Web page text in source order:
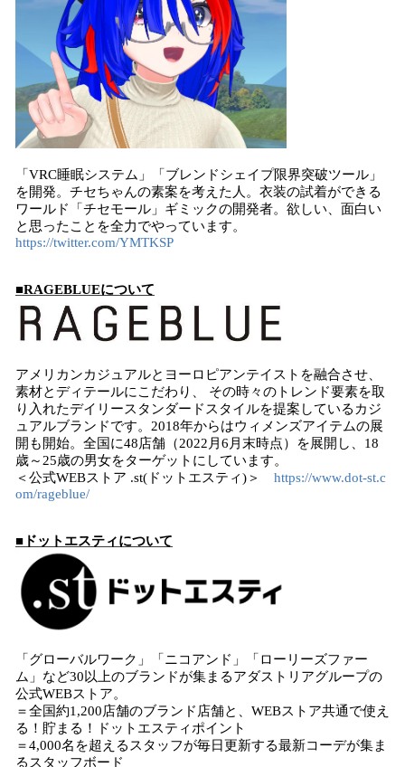
「VRC睡眠システム」「ブレンドシェイプ限界突破ツール」
を開発。チセちゃんの素案を考えた人。衣装の試着ができる
ワールド「チセモール」ギミックの開発者。欲しい、面白い
と思ったことを全力でやっています。
https://twitter.com/YMTKSP
■RAGEBLUEについて
アメリカンカジュアルとヨーロピアンテイストを融合させ、
素材とディテールにこだわり、 その時々のトレンド要素を取
り入れたデイリースタンダードスタイルを提案しているカジ
ュアルブランドです。2018年からはウィメンズアイテムの展
開も開始。全国に48店舗（2022月6月末時点）を展開し、18
歳～25歳の男女をターゲットにしています。
＜公式WEBストア .st(ドットエスティ)＞ https://www.dot-st.c
om/rageblue/
■ドットエスティについて
「グローバルワーク」「ニコアンド」「ローリーズファー
ム」など30以上のブランドが集まるアダストリアグループの
公式WEBストア。
＝全国約1,200店舗のブランド店舗と、WEBストア共通で使え
る！貯まる！ドットエスティポイント
＝4,000名を超えるスタッフが毎日更新する最新コーデが集ま
るスタッフボード